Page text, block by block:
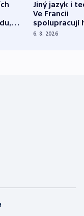
Jiný jazyk i
Ve Francii
spolupracují
různých zemí
6. 8. 2026